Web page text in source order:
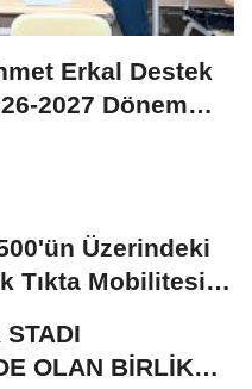
Erkal Destek
2027 Dönemi
Üzerindeki
Tıkta Mobilitesi
OLAN BİRLİK